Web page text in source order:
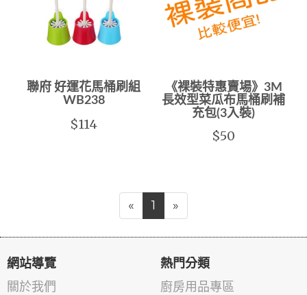
聯府 好運花馬桶刷組
WB238
$114
《裸裝特惠賣場》3M
長效型菜瓜布馬桶刷補
充包(3入裝)
$50
« 1 »
網站導覽
關於我們
熱門分類
廚房用品專區